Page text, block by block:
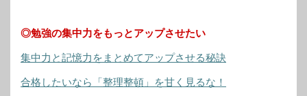
◎勉強の集中力をもっとアップさせたい
集中力と記憶力をまとめてアップさせる秘訣
合格したいなら「整理整頓」を甘く見るな！